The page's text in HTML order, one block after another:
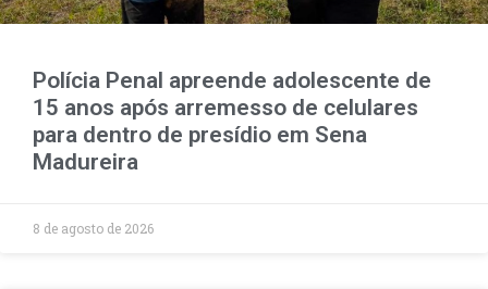
Polícia Penal apreende adolescente de
15 anos após arremesso de celulares
para dentro de presídio em Sena
Madureira
8 de agosto de 2026